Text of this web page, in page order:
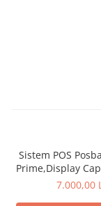
Sistem POS
Prime,Display
Bezel, 15",Win
7.000,00